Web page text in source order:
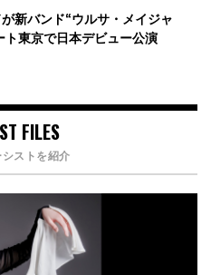
新バンド“ウルサ・メイジャ
東京で日本デビュー公演
FILES
ストを紹介